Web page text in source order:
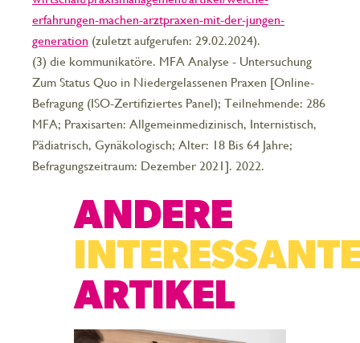
erfahrungen-machen-arztpraxen-mit-der-jungen-
generation (zuletzt aufgerufen: 29.02.2024).
(3) die kommunikatöre. MFA Analyse - Untersuchung
Zum Status Quo in Niedergelassenen Praxen [Online-
Befragung (ISO-Zertifiziertes Panel); Teilnehmende: 286
MFA; Praxisarten: Allgemeinmedizinisch, Internistisch,
Pädiatrisch, Gynäkologisch; Alter: 18 Bis 64 Jahre;
Befragungszeitraum: Dezember 2021]. 2022.
ANDERE
ARTIKEL